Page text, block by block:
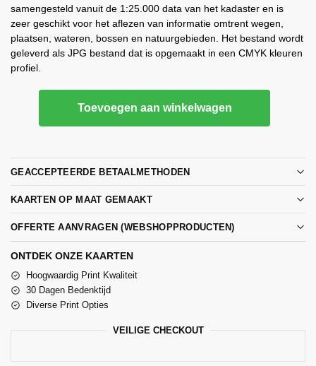
samengesteld vanuit de 1:25.000 data van het kadaster en is
zeer geschikt voor het aflezen van informatie omtrent wegen,
plaatsen, wateren, bossen en natuurgebieden. Het bestand wordt
geleverd als JPG bestand dat is opgemaakt in een CMYK kleuren
profiel.
Toevoegen aan winkelwagen
GEACCEPTEERDE BETAALMETHODEN
KAARTEN OP MAAT GEMAAKT
OFFERTE AANVRAGEN (WEBSHOPPRODUCTEN)
ONTDEK ONZE KAARTEN
Hoogwaardig Print Kwaliteit
30 Dagen Bedenktijd
Diverse Print Opties
VEILIGE CHECKOUT